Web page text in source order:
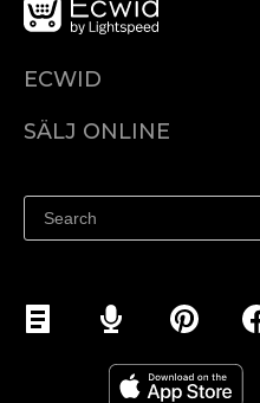
ECWID
Pris
SÄLJ ONLINE
Sälj på Facebook
Sälj på Instagram